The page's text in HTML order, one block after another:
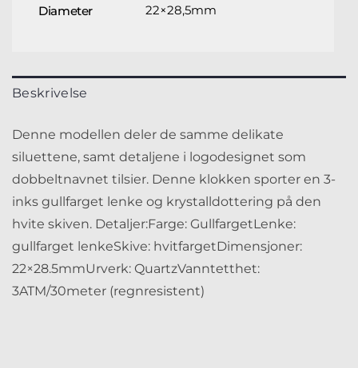
Diameter 22×28,5mm
Beskrivelse
Denne modellen deler de samme delikate
siluettene, samt detaljene i logodesignet som
dobbeltnavnet tilsier. Denne klokken sporter en 3-
inks gullfarget lenke og krystalldottering på den
hvite skiven. Detaljer:Farge: GullfargetLenke:
gullfarget lenkeSkive: hvitfargetDimensjoner:
22×28.5mmUrverk: QuartzVanntetthet:
3ATM/30meter (regnresistent)